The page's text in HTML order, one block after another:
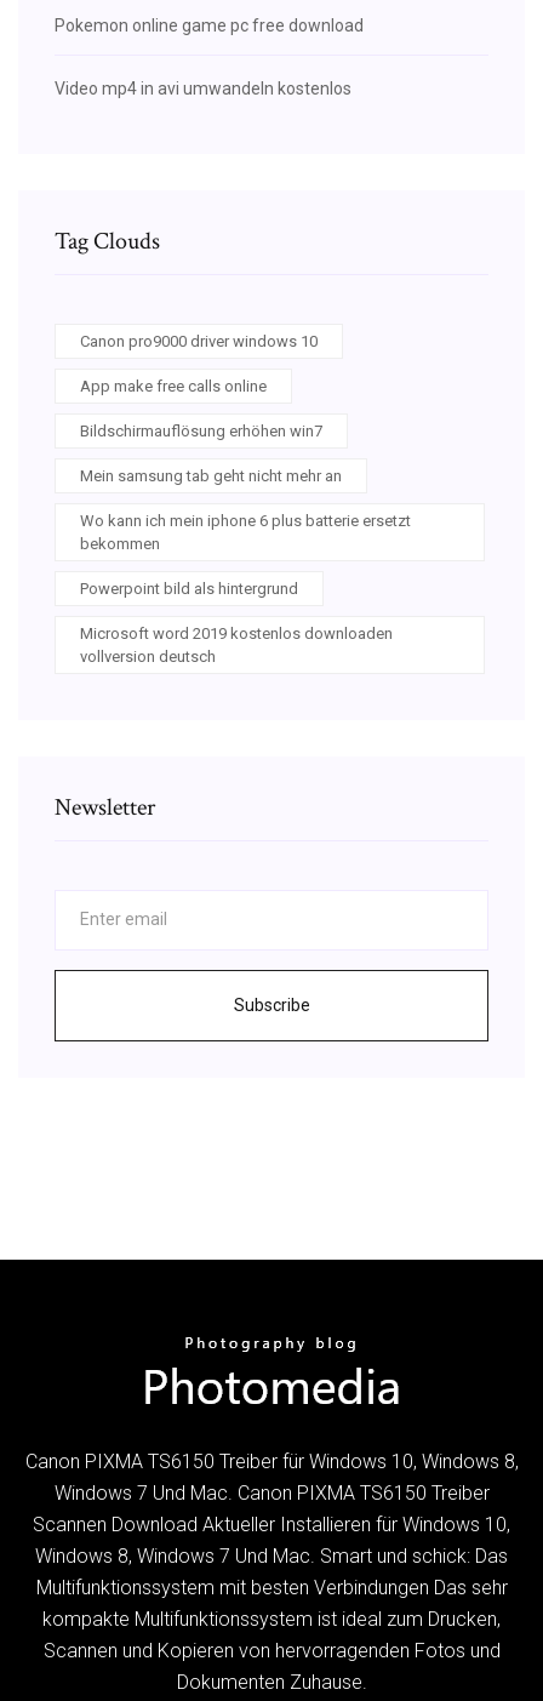
Pokemon online game pc free download
Video mp4 in avi umwandeln kostenlos
Tag Clouds
Canon pro9000 driver windows 10
App make free calls online
Bildschirmauflösung erhöhen win7
Mein samsung tab geht nicht mehr an
Wo kann ich mein iphone 6 plus batterie ersetzt
bekommen
Powerpoint bild als hintergrund
Microsoft word 2019 kostenlos downloaden
vollversion deutsch
Newsletter
Subscribe
Canon PIXMA TS6150 Treiber für Windows 10, Windows 8,
Windows 7 Und Mac. Canon PIXMA TS6150 Treiber
Scannen Download Aktueller Installieren für Windows 10,
Windows 8, Windows 7 Und Mac. Smart und schick: Das
Multifunktionssystem mit besten Verbindungen Das sehr
kompakte Multifunktionssystem ist ideal zum Drucken,
Scannen und Kopieren von hervorragenden Fotos und
Dokumenten Zuhause.